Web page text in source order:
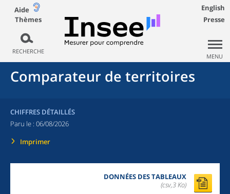
Aide
Thèmes
RECHERCHE
English
Presse
MENU
Comparateur de territoires
CHIFFRES DÉTAILLÉS
Paru le : 06/08/2026
Imprimer
DONNÉES DES TABLEAUX
(csv,3 Ko)